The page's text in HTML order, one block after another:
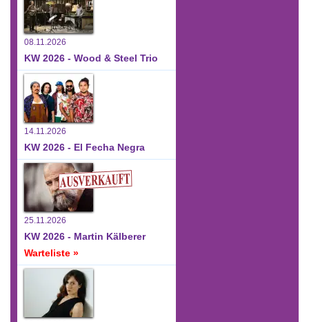
08.11.2026
KW 2026 - Wood & Steel Trio
14.11.2026
KW 2026 - El Fecha Negra
25.11.2026
KW 2026 - Martin Kälberer
Warteliste »